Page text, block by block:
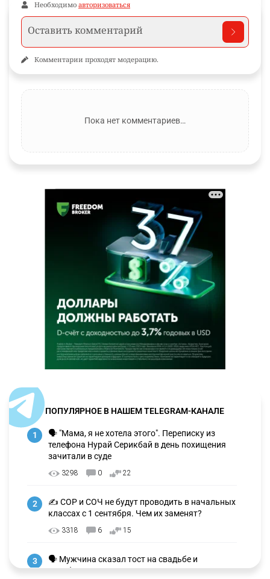
Необходимо авторизоваться
Комментарии проходят модерацию.
Пока нет комментариев…
ПОПУЛЯРНОЕ В НАШЕМ TELEGRAM-КАНАЛЕ
1
🗣 "Мама, я не хотела этого". Переписку из
телефона Нурай Серикбай в день похищения
зачитали в суде
3298 0 22
2
✍️ СОР и СОЧ не будут проводить в начальных
классах с 1 сентября. Чем их заменят?
3318 6 15
3
🗣 Мужчина сказал тост на свадьбе и
заработал уголовное дело